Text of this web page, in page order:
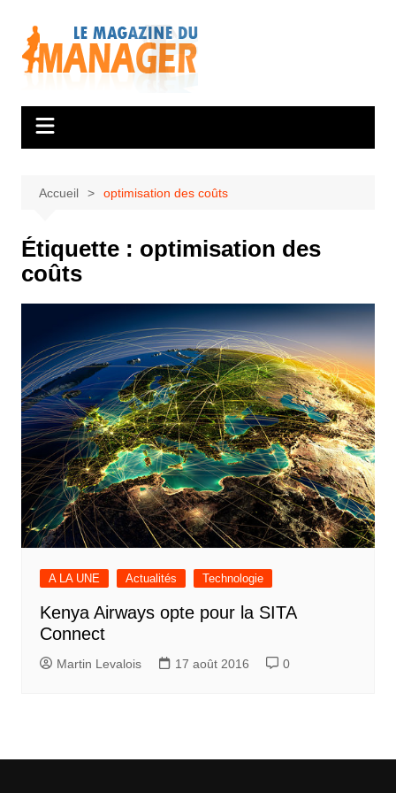
contenu
Accueil optimisation des coûts
Étiquette : optimisation des
coûts
A LA UNE Actualités Technologie
Kenya Airways opte pour la SITA
Connect
Martin Levalois 17 août 2016 0